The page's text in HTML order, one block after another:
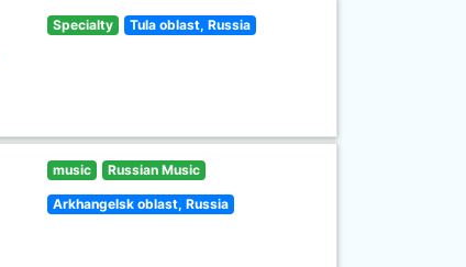
Specialty Tula oblast, Russia
music Russian Music
Arkhangelsk oblast, Russia